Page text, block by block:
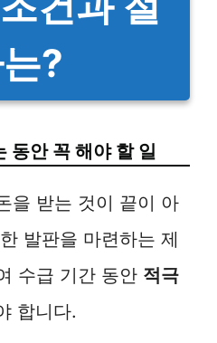
?
동안 꼭 해야 할 일
을 받는 것이 끝이 아
발판을 마련하는 제
수급 기간 동안 적극
합니다.